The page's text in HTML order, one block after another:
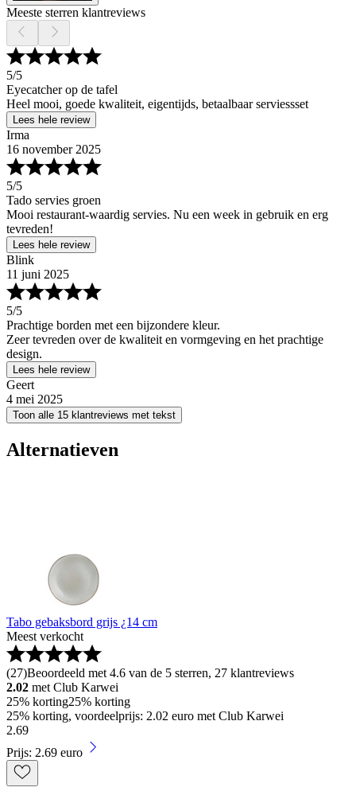
Meeste sterren klantreviews
5/5
Eyecatcher op de tafel
Heel mooi, goede kwaliteit, eigentijds, betaalbaar serviessset
Lees hele review
Irma
16 november 2025
5/5
Tado servies groen
Mooi restaurant-waardig servies. Nu een week in gebruik en erg
tevreden!
Lees hele review
Blink
11 juni 2025
5/5
Prachtige borden met een bijzondere kleur.
Zeer tevreden over de kwaliteit en vormgeving en het prachtige
design.
Lees hele review
Geert
4 mei 2025
Toon alle 15 klantreviews met tekst
Alternatieven
Tabo gebaksbord grijs ¿14 cm
Meest verkocht
(27)Beoordeeld met 4.6 van de 5 sterren, 27 klantreviews
2.02 met Club Karwei
25% korting25% korting
25% korting, voordeelprijs: 2.02 euro met Club Karwei
2.69
Prijs: 2.69 euro